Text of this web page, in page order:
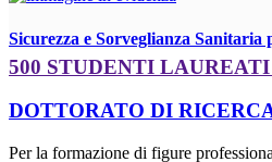
Sicurezza e Sorveglianza
500 STUDENTI
DOTTORATO DI
Per la formazione di figure